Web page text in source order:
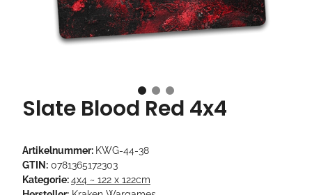
Slate Blood Red 4x4
Artikelnummer: KWG-44-38
GTIN: 0781365172303
Kategorie:4x4 ~ 122 x 122cm